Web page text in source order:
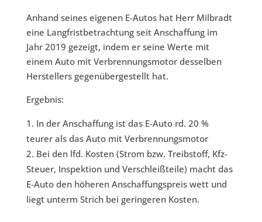
Anhand seines eigenen E-Autos hat Herr Milbradt
eine Langfristbetrachtung seit Anschaffung im
Jahr 2019 gezeigt, indem er seine Werte mit
einem Auto mit Verbrennungsmotor desselben
Herstellers gegenübergestellt hat.
Ergebnis:
In der Anschaffung ist das E-Auto rd. 20 %
teurer als das Auto mit Verbrennungsmotor
Bei den lfd. Kosten (Strom bzw. Treibstoff, Kfz-
Steuer, Inspektion und Verschleißteile) macht das
E-Auto den höheren Anschaffungspreis wett und
liegt unterm Strich bei geringeren Kosten.